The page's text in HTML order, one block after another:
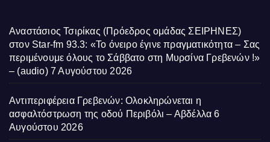
Αναστάσιος Τσιρίκας (Πρόεδρος ομάδας ΣΕΙΡΗΝΕΣ)
στον Star-fm 93.3: «Το όνειρο έγινε πραγματικότητα – Σας
περιμένουμε όλους το Σάββατο στη Μυρσίνα Γρεβενών !»
– (audio) 7 Αυγούστου 2026
Αντιπεριφέρεια Γρεβενών: Ολοκληρώνεται η
ασφαλτόστρωση της οδού Περιβόλι – Αβδέλλα 6
Αυγούστου 2026